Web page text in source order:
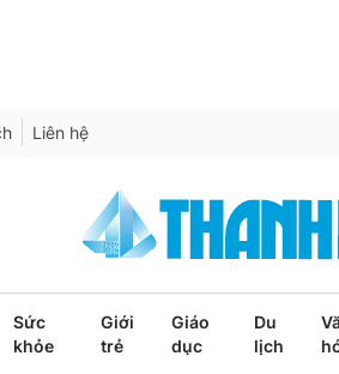
Liên hệ
Sức
khỏe
Giới
trẻ
Giáo
dục
Du
lịch